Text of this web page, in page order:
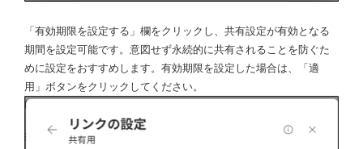
「有効期限を設定する」欄をクリックし、共有設定が有効となる
期間を設定可能です。意図せず永続的に共有されることを防ぐた
めに設定をおすすめします。有効期限を設定した場合は、「適
用」ボタンをクリックしてください。